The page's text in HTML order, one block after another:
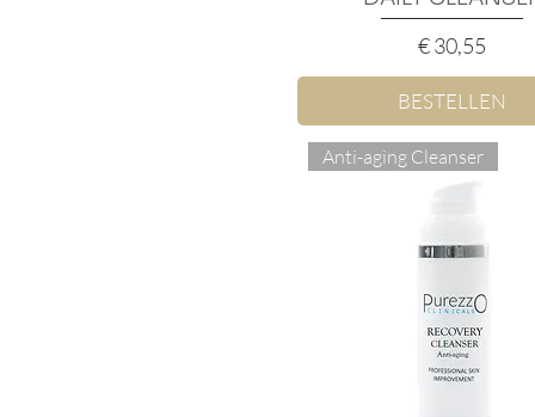
Prijs
€ 30,55
BESTELLEN
Anti-aging Cleanser